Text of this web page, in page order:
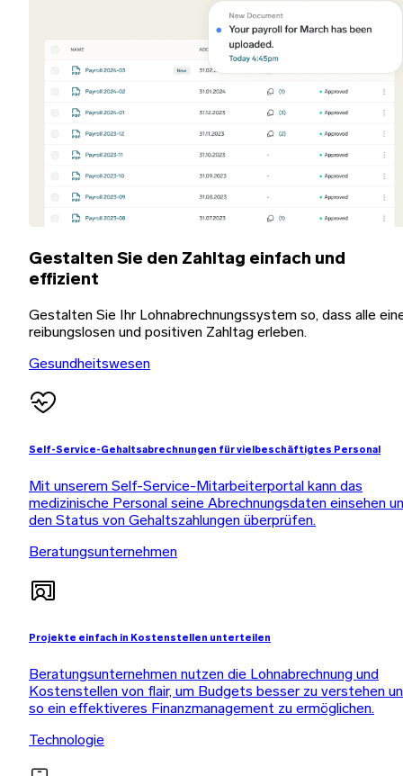
Gestalten Sie den Zahltag einfach und
effizient
Gestalten Sie Ihr Lohnabrechnungssystem so, dass alle
reibungslosen und positiven Zahltag erleben.
Gesundheitswesen
Self-Service-Gehaltsabrechnungen für vielbeschäftigtes Personal
Mit unserem Self-Service-Mitarbeiterportal kann das
medizinische Personal seine Abrechnungsdaten einsehen
den Status von Gehaltszahlungen überprüfen.
Beratungsunternehmen
Projekte einfach in Kostenstellen unterteilen
Beratungsunternehmen nutzen die Lohnabrechnung und
Kostenstellen von flair, um Budgets besser zu verstehen
so ein effektiveres Finanzmanagement zu ermöglichen.
Technologie